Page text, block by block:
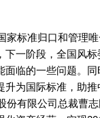
准归口和管理唯
下一阶段，全国风
面临的一些问题。
升为国际标准，助
限公司总裁曹志